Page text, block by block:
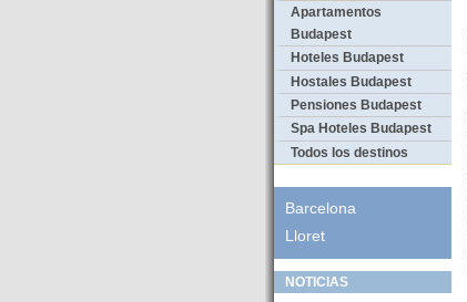
Apartamentos
Budapest
Hoteles Budapest
Hostales Budapest
Pensiones Budapest
Spa Hoteles Budapest
Todos los destinos
Barcelona
Lloret
NOTICIAS